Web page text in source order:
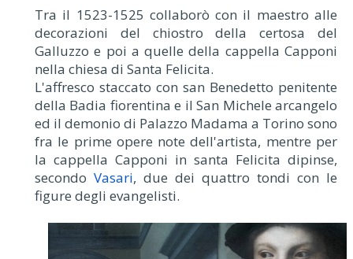
Tra il 1523-1525 collaborò con il maestro alle
decorazioni del chiostro della certosa del
Galluzzo e poi a quelle della cappella Capponi
nella chiesa di Santa Felicita.
L'affresco staccato con san Benedetto penitente
della Badia fiorentina e il San Michele arcangelo
ed il demonio di Palazzo Madama a Torino sono
fra le prime opere note dell'artista, mentre per
la cappella Capponi in santa Felicita dipinse,
secondo Vasari, due dei quattro tondi con le
figure degli evangelisti.